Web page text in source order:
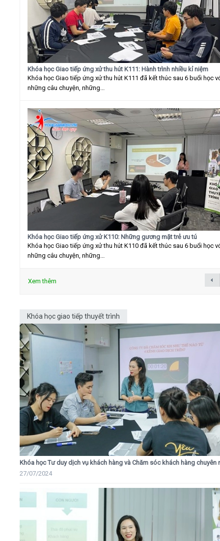
Khóa học Giao tiếp ứng xử thu hút K111: Hành trình nhiều kỉ niệm
Khóa học Giao tiếp ứng xử thu hút K111 đã kết thúc sau 6 buổi học
những câu chuyện, những...
Khóa học Giao tiếp ứng xử K110: Những gương mặt trẻ ưu tú
Khóa học Giao tiếp ứng xử thu hút K110 đã kết thúc sau 6 buổi học
những câu chuyện, những...
Xem thêm
Khóa học giao tiếp thuyết trình
Khóa học Tư duy dịch vụ khách hàng và Chăm sóc khách hàng chuyên
27/07/2024